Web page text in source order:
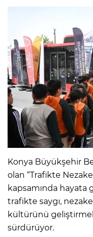
Konya Büyükşehir
olan “Trafikte
kapsamında hayata
trafikte saygı,
kültürünü
sürdürüyor.